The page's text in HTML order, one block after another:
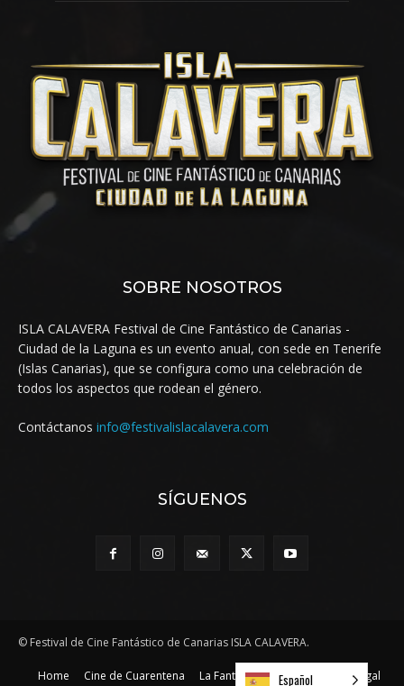
SOBRE NOSOTROS
ISLA CALAVERA Festival de Cine Fantástico de Canarias -
Ciudad de la Laguna es un evento anual, con sede en Tenerife
(Islas Canarias), que se configura como una celebración de
todos los aspectos que rodean el género.
Contáctanos info@festivalislacalavera.com
SÍGUENOS
© Festival de Cine Fantástico de Canarias ISLA CALAVERA.
Home Cine de Cuarentena La Fantasía al rescate Aviso Legal
Español